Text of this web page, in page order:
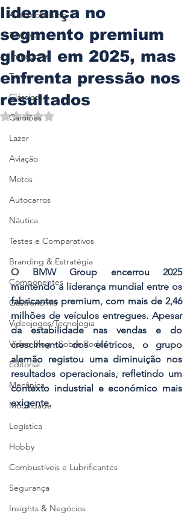
Automobilismo
Ferrovia
Transporte
Turismo
Clássicos
Camiões
Lazer
Aviação
Motos
Autocarros
Náutica
Testes e Comparativos
Branding & Estratégia
Componentes
Gastronomia
Videojogos/Tecnologia
Vídeo Blog - Sobre Rodas
Editorial
Mecânica
Mobilidade
Logística
Hobby
Combustíveis e Lubrificantes
Segurança
Insights & Negócios
liderança no
segmento premium
global em 2025, mas
enfrenta pressão nos
resultados
Avaliado com NaN de 5 estrelas.
O BMW Group encerrou 2025
mantendo a liderança mundial entre os
fabricantes premium, com mais de 2,46
milhões de veículos entregues. Apesar
da estabilidade nas vendas e do
crescimento dos elétricos, o grupo
alemão registou uma diminuição nos
resultados operacionais, refletindo um
contexto industrial e económico mais
exigente.